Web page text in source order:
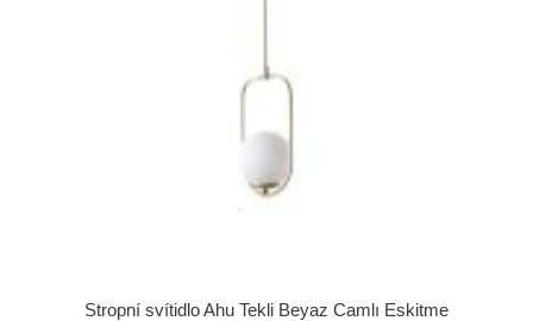
Stropní svítidlo Ahu Tekli Beyaz Camlı Eskitme